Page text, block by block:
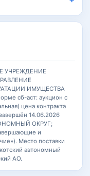
УЧРЕЖДЕНИЕ
ИМУЩЕСТВА
сб-аст: аукцион с
цена контракта
14.06.2026
ОКРУГ;
и
Место поставки
автономный
АО.